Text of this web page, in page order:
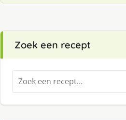
Zoek een recept
Zoeken
naar: